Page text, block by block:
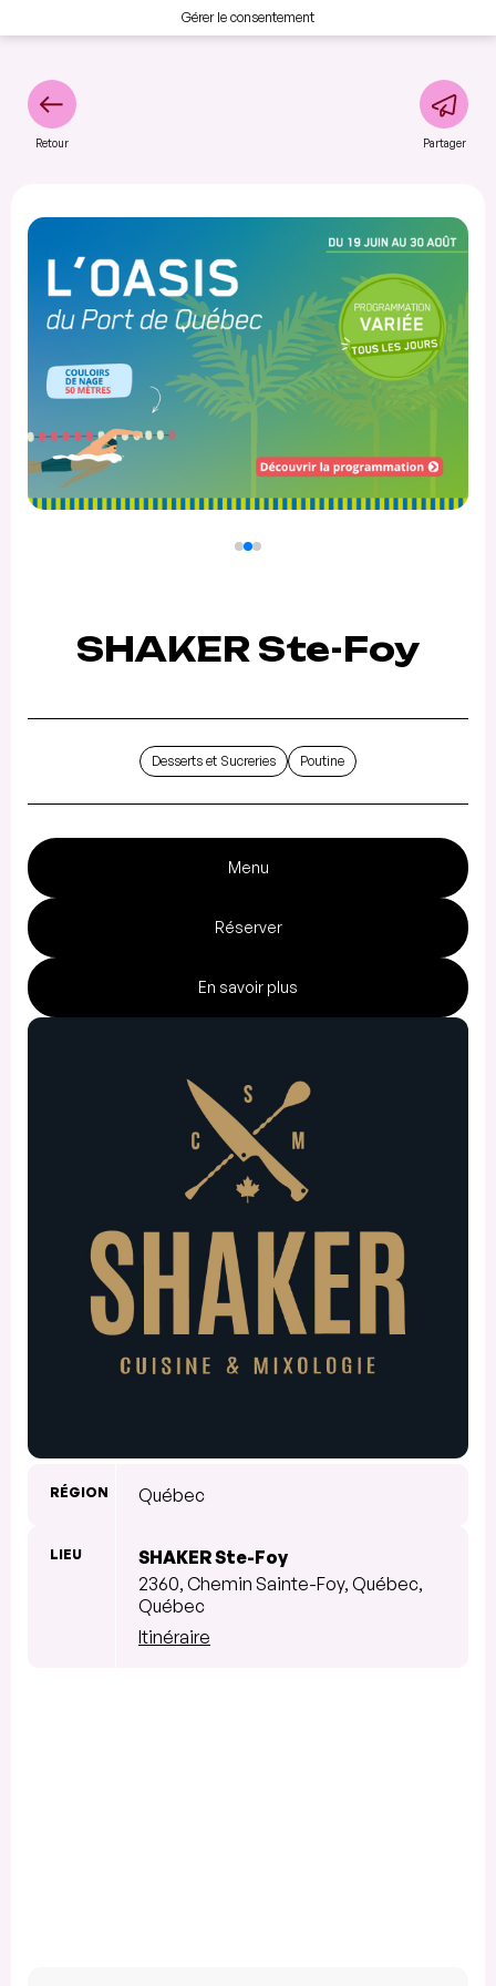
Gérer le consentement
Retour Partager
SHAKER Ste-Foy
Desserts et Sucreries Poutine
Menu
Réserver
En savoir plus
RÉGION Québec
LIEU
SHAKER Ste-Foy
2360, Chemin Sainte-Foy, Québec,
Québec
Itinéraire